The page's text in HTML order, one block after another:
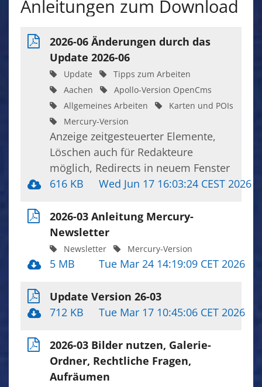
Anleitungen zum Download
2026-06 Änderungen durch das
Update 2026-06
Update
Tipps zum Arbeiten
Aachen
Apollo-Version OpenCms
Allgemeines Arbeiten
Karten und POIs
Mercury-Version
Anzeige zeitgesteuerter Elemente,
Löschen auch für Redakteure
möglich, Redirects in neuem Fenster
616 KB
Wed Jun 17 16:03:24 CEST 2026
2026-03 Anleitung Mercury-
Newsletter
Newsletter Mercury-Version
5 MB Tue Mar 24 14:19:09 CET 2026
Update Version 26-03
712 KB
Tue Mar 17 10:45:06 CET 2026
2026-03 Bilder nutzen, Galerie-
Ordner, Rechtliche Fragen,
Aufräumen